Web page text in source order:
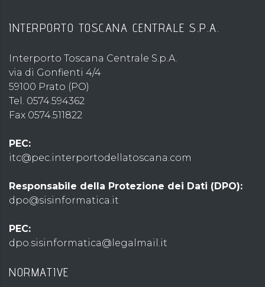
INTERPORTO TOSCANA CENTRALE S.P.A.
Interporto Toscana Centrale S.p.A.
via di Gonfienti 4/4
59100 Prato (PO)
Tel. 0574.594362
Fax 0574.511822
PEC:
itc@pec.interportodellatoscana.com
Responsabile della Protezione dei Dati (DPO):
dpo@sisinformatica.it
PEC:
dpo.sisinformatica@legalmail.it
NORMATIVE